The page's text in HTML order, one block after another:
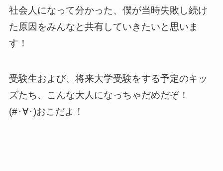
社会人になって分かった、僕が当時失敗し続け
た原因をみんなと共有していきたいと思いま
す！
受験生および、将来大学受験をする予定のキッ
ズたち、こんな大人になっちゃだめだぞ！
(#･∀･)おこだよ！